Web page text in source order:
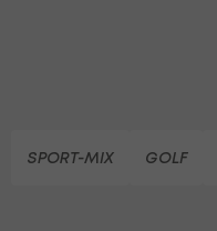
SPORT-MIX GOLF